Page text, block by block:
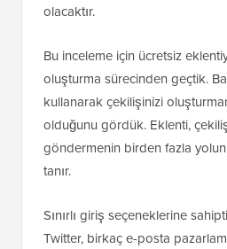
olacaktır.
Bu inceleme için ücretsiz
oluşturma sürecinden geçtik.
kullanarak çekilişinizi
olduğunu gördük. Eklenti,
göndermenin birden fazla
tanır.
Sınırlı giriş seçeneklerine
Twitter, birkaç e-posta